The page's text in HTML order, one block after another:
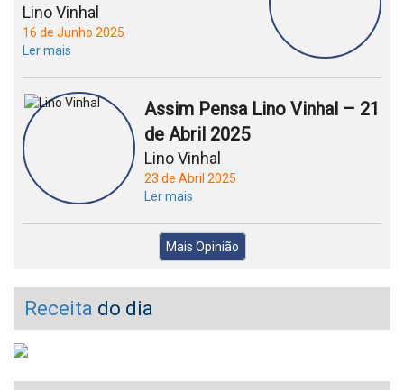
Lino Vinhal
16 de Junho 2025
Ler mais
Assim Pensa Lino Vinhal – 21
de Abril 2025
Lino Vinhal
23 de Abril 2025
Ler mais
Mais Opinião
Receita do dia